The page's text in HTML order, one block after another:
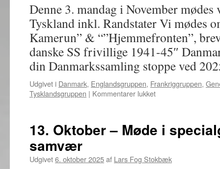
Denne 3. mandag i November
Tyskland inkl. Randstater Vi mødes
Kamerun” & “”Hjemmefronten”,
danske SS frivillige 1941-45″
din Danmarkssamling stoppe ved
Udgivet i Danmark, Englandsgruppen, Frankriggruppen,
Tysklandsgruppen | Kommentarer lukkettil
Møde
bytte
13. Oktober – Møde i
samvær
Udgivet6. oktober 2025af Lars Fog Stokbæk